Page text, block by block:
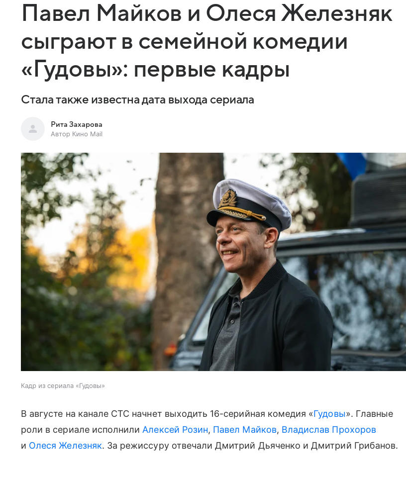
Павел Майков и Олеся Железняк
сыграют в семейной комедии
«Гудовы»: первые кадры
Стала также известна дата выхода сериала
Рита Захарова
Автор Кино Mail
Кадр из сериала «Гудовы»
В августе на канале СТС начнет выходить 16-серийная комедия «Гудовы». Главные
роли в сериале исполнили Алексей Розин, Павел Майков, Владислав Прохоров
и Олеся Железняк. За режиссуру отвечали Дмитрий Дьяченко и Дмитрий Грибанов.